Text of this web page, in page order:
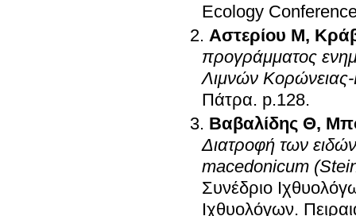
Ecology
Αστερίου Μ,
προγράμματος
Λιμνών
Πάτρα. p.128.
Βαβαλίδης Θ,
Διατροφή των
macedonicum
Συνέδριο
Ιχθυολόγων.